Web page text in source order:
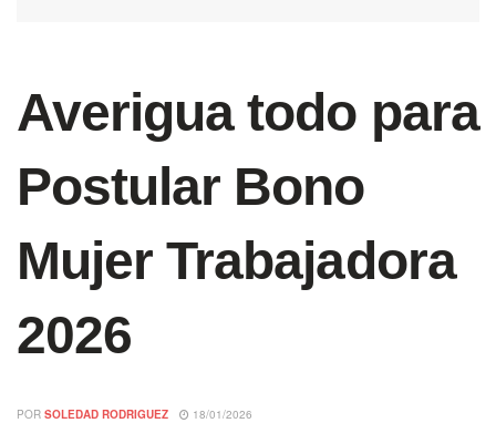
Averigua todo para
Postular Bono
Mujer Trabajadora
2026
POR SOLEDAD RODRIGUEZ 18/01/2026